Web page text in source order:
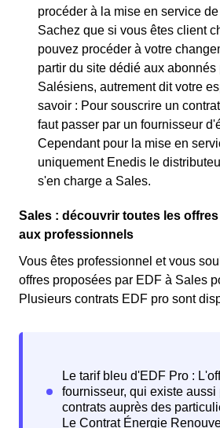
procéder à la mise en service
Sachez que si vous êtes client
pouvez procéder à votre
partir du site dédié aux
Salésiens, autrement dit votre
savoir : Pour souscrire un
faut passer par un fournisseur
Cependant pour la mise en
uniquement Enedis le
s'en charge a Sales.
Sales : découvrir toutes les
aux professionnels
Vous êtes professionnel et vous
offres proposées par EDF à Sales
Plusieurs contrats EDF pro sont